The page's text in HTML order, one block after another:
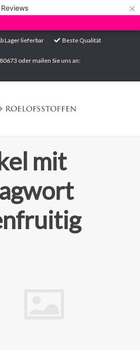
Reviews ×
Lager lieferbar
Beste Qualität
oder mailen Sie uns an:
mit